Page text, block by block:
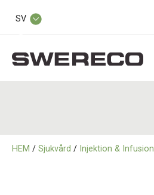
SV
HEM / Sjukvård / Injektion & Infusion